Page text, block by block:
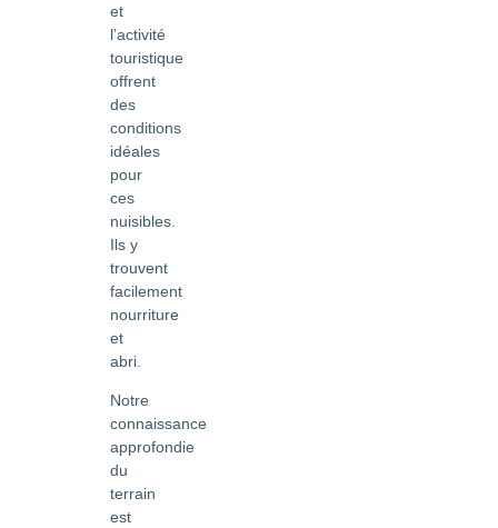
et
l’activité
touristique
offrent
des
conditions
idéales
pour
ces
nuisibles.
Ils y
trouvent
facilement
nourriture
et
abri.
Notre
connaissance
approfondie
du
terrain
est